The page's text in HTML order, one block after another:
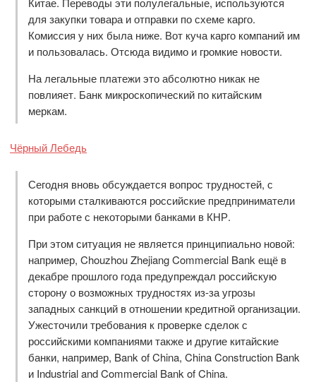
для закупки товара и отправки по схеме карго.
Комиссия у них была ниже. Вот куча карго компаний им
и пользовалась. Отсюда видимо и громкие новости.
На легальные платежи это абсолютно никак не
повлияет. Банк микроскопический по китайским
меркам.
Чёрный Лебедь
Сегодня вновь обсуждается вопрос трудностей, с
которыми сталкиваются российские предприниматели
при работе с некоторыми банками в КНР.
При этом ситуация не является принципиально новой:
например, Chouzhou Zhejiang Commercial Bank ещё в
декабре прошлого года предупреждал российскую
сторону о возможных трудностях из-за угрозы
западных санкций в отношении кредитной организации.
Ужесточили требования к проверке сделок с
российскими компаниями также и другие китайские
банки, например, Bank of China, China Construction Bank
и Industrial and Commercial Bank of China.